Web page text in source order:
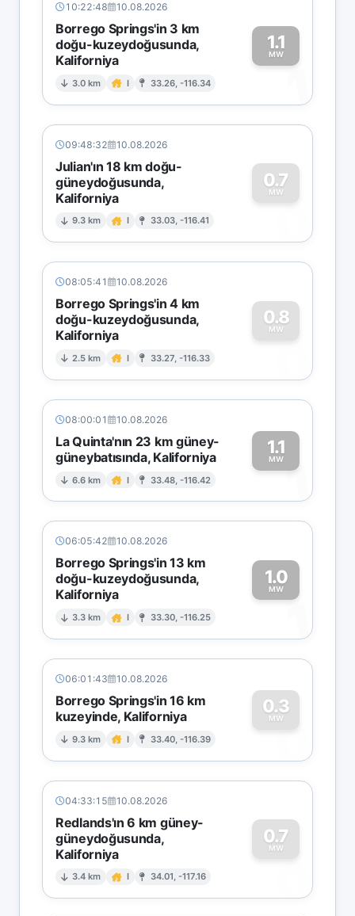
10:22:48 10.08.2026
Borrego Springs'in 3 km
doğu-kuzeydoğusunda,
Kaliforniya
3.0 km I 33.26, -116.34
1.1
MW
1
09:48:32 10.08.2026
Julian'ın 18 km doğu-
güneydoğusunda,
Kaliforniya
9.3 km I 33.03, -116.41
0.7
MW
0
08:05:41 10.08.2026
Borrego Springs'in 4 km
doğu-kuzeydoğusunda,
Kaliforniya
2.5 km I 33.27, -116.33
0.8
MW
0
08:00:01 10.08.2026
La Quinta'nın 23 km güney-
güneybatısında, Kaliforniya
6.6 km I 33.48, -116.42
1.1
MW1
06:05:42 10.08.2026
Borrego Springs'in 13 km
doğu-kuzeydoğusunda,
Kaliforniya
3.3 km I 33.30, -116.25
1.0
MW
1
06:01:43 10.08.2026
Borrego Springs'in 16 km
kuzeyinde, Kaliforniya
9.3 km I 33.40, -116.39
0.3
MW
0
04:33:15 10.08.2026
Redlands'ın 6 km güney-
güneydoğusunda,
Kaliforniya
3.4 km I 34.01, -117.16
0.7
MW
0